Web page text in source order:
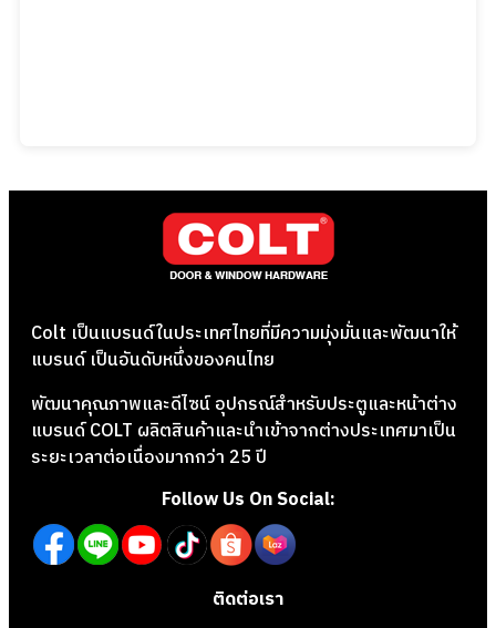
Colt เป็นแบรนด์ในประเทศไทยที่มีความมุ่งมั่นและพัฒนาให้
แบรนด์ เป็นอันดับหนึ่งของคนไทย
พัฒนาคุณภาพและดีไซน์ อุปกรณ์สำหรับประตูและหน้าต่าง
แบรนด์ COLT ผลิตสินค้าและนำเข้าจากต่างประเทศมาเป็น
ระยะเวลาต่อเนื่องมากกว่า 25 ปี
Follow Us On Social:
ติดต่อเรา